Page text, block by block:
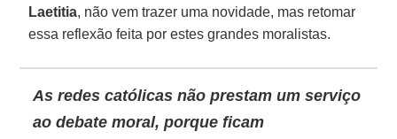
Laetitia, não vem trazer uma novidade, mas retomar
essa reflexão feita por estes grandes moralistas.
As redes católicas não prestam um serviço
ao debate moral, porque ficam